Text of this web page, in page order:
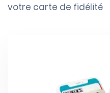
votre carte de fidélité